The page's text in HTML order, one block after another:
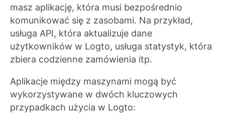
masz aplikację, która musi bezpośrednio
komunikować się z zasobami. Na przykład,
usługa API, która aktualizuje dane
użytkowników w Logto, usługa statystyk, która
zbiera codzienne zamówienia itp.
Aplikacje między maszynami mogą być
wykorzystywane w dwóch kluczowych
przypadkach użycia w Logto: